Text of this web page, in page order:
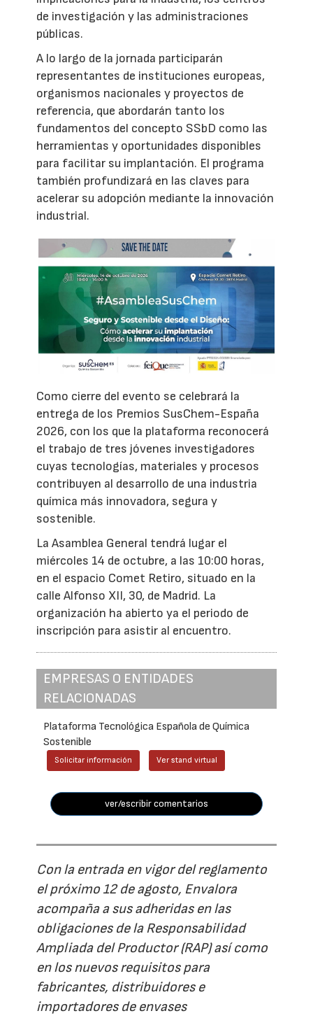
de investigación y las administraciones
públicas.
A lo largo de la jornada participarán
representantes de instituciones europeas,
organismos nacionales y proyectos de
referencia, que abordarán tanto los
fundamentos del concepto SSbD como las
herramientas y oportunidades disponibles
para facilitar su implantación. El programa
también profundizará en las claves para
acelerar su adopción mediante la innovación
industrial.
Como cierre del evento se celebrará la
entrega de los Premios SusChem-España
2026, con los que la plataforma reconocerá
el trabajo de tres jóvenes investigadores
cuyas tecnologías, materiales y procesos
contribuyen al desarrollo de una industria
química más innovadora, segura y
sostenible.
La Asamblea General tendrá lugar el
miércoles 14 de octubre, a las 10:00 horas,
en el espacio Comet Retiro, situado en la
calle Alfonso XII, 30, de Madrid. La
organización ha abierto ya el periodo de
inscripción para asistir al encuentro.
EMPRESAS O ENTIDADES
RELACIONADAS
Plataforma Tecnológica Española de Química
Sostenible
Solicitar información Ver stand virtual
ver/escribir comentarios
Con la entrada en vigor del reglamento
el próximo 12 de agosto, Envalora
acompaña a sus adheridas en las
obligaciones de la Responsabilidad
Ampliada del Productor (RAP) así como
en los nuevos requisitos para
fabricantes, distribuidores e
importadores de envases